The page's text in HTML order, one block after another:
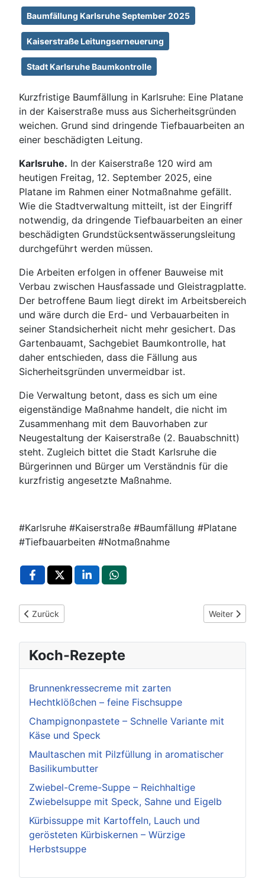
Baumfällung Karlsruhe September 2025
Kaiserstraße Leitungserneuerung
Stadt Karlsruhe Baumkontrolle
Kurzfristige Baumfällung in Karlsruhe: Eine Platane
in der Kaiserstraße muss aus Sicherheitsgründen
weichen. Grund sind dringende Tiefbauarbeiten an
einer beschädigten Leitung.
Karlsruhe. In der Kaiserstraße 120 wird am
heutigen Freitag, 12. September 2025, eine
Platane im Rahmen einer Notmaßnahme gefällt.
Wie die Stadtverwaltung mitteilt, ist der Eingriff
notwendig, da dringende Tiefbauarbeiten an einer
beschädigten Grundstücksentwässerungsleitung
durchgeführt werden müssen.
Die Arbeiten erfolgen in offener Bauweise mit
Verbau zwischen Hausfassade und Gleistragplatte.
Der betroffene Baum liegt direkt im Arbeitsbereich
und wäre durch die Erd- und Verbauarbeiten in
seiner Standsicherheit nicht mehr gesichert. Das
Gartenbauamt, Sachgebiet Baumkontrolle, hat
daher entschieden, dass die Fällung aus
Sicherheitsgründen unvermeidbar ist.
Die Verwaltung betont, dass es sich um eine
eigenständige Maßnahme handelt, die nicht im
Zusammenhang mit dem Bauvorhaben zur
Neugestaltung der Kaiserstraße (2. Bauabschnitt)
steht. Zugleich bittet die Stadt Karlsruhe die
Bürgerinnen und Bürger um Verständnis für die
kurzfristig angesetzte Maßnahme.
#Karlsruhe #Kaiserstraße #Baumfällung #Platane
#Tiefbauarbeiten #Notmaßnahme
Vorheriger Beitrag: Karlsruhe: Bunter Kindertag im
Zurück Nächster
Weiter
Koch-Rezepte
Brunnenkressecreme mit zarten
Hechtklößchen – feine Fischsuppe
Champignonpastete – Schnelle Variante mit
Käse und Speck
Maultaschen mit Pilzfüllung in aromatischer
Basilikumbutter
Zwiebel-Creme-Suppe – Reichhaltige
Zwiebelsuppe mit Speck, Sahne und Eigelb
Kürbissuppe mit Kartoffeln, Lauch und
gerösteten Kürbiskernen – Würzige
Herbstsuppe